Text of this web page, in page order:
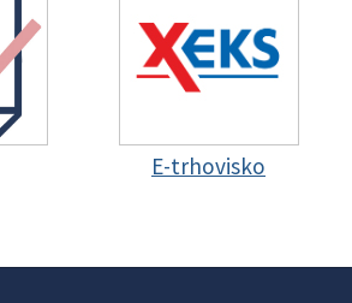
E-trhovisko